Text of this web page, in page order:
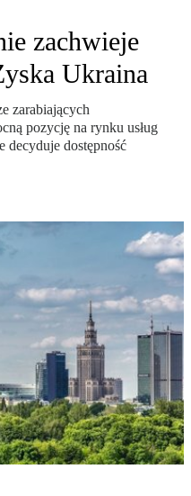
zachwieje
Ukraina
zarabiających
pozycję na rynku usług
decyduje dostępność